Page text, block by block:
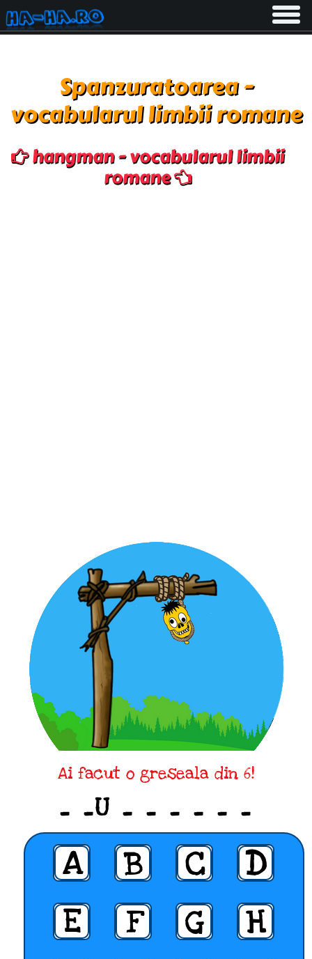
Toggle
Spanzuratoarea -
vocabularul limbii romane
hangman - vocabularul limbii
romane
Ai facut o greseala din 6!
_ _U _ _ _ _ _ _
A B C
D
E
F G
H